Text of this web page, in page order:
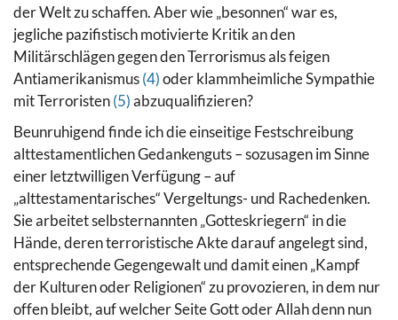
der Welt zu schaffen.Aber wie „besonnen“ war es,
jegliche pazifistisch motivierte Kritik an den
Militärschlägen gegen den Terrorismus als feigen
Antiamerikanismus(4)oder klammheimliche Sympathie
mit Terroristen(5)abzuqualifizieren?
Beunruhigend finde ich die einseitige Festschreibung
alttestamentlichen Gedankenguts – sozusagen im Sinne
einer letztwilligen Verfügung – auf
„alttestamentarisches“ Vergeltungs- und Rachedenken.
Sie arbeitet selbsternannten „Gotteskriegern“ in die
Hände, deren terroristische Akte darauf angelegt sind,
entsprechende Gegengewalt und damit einen „Kampf
der Kulturen oder Religionen“ zu provozieren, in dem nur
offen bleibt, auf welcher Seite Gott oder Allah denn nun